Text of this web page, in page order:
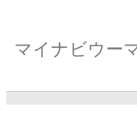
マイナビウー